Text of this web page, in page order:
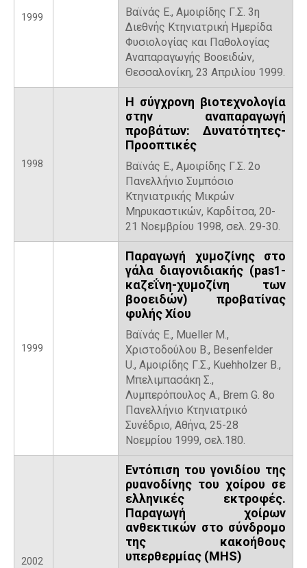
1999
Βαϊνάς Ε., Αμοιρίδης Γ.Σ. 3η
Διεθνής Κτηνιατρική Ημερίδα
Φυσιολογίας και Παθολογίας
Αναπαραγωγής Βοοειδών,
Θεσσαλονίκη, 23 Απριλίου 1999.
1998
Η σύγχρονη βιοτεχνολογία
στην αναπαραγωγή
προβάτων: Δυνατότητες-
Προοπτικές
Βαϊνάς Ε., Αμοιρίδης Γ.Σ. 2ο
Πανελλήνιο Συμπόσιο
Κτηνιατρικής Μικρών
Μηρυκαστικών, Καρδίτσα, 20-
21 Νοεμβρίου 1998, σελ. 29-30.
1999
Παραγωγή χυμοζίνης στο
γάλα διαγονιδιακής (pas1-
καζεΐνη-χυμοζίνη των
βοοειδών) προβατίνας
φυλής Χίου
Βαϊνάς Ε., Mueller M.,
Χριστοδούλου Β., Besenfelder
U., Αμοιρίδης Γ.Σ., Kuehholzer B.,
Μπελιμπασάκη Σ.,
Λυμπερόπουλος Α., Brem G. 8ο
Πανελλήνιο Κτηνιατρικό
Συνέδριο, Αθήνα, 25-28
Νοεμρίου 1999, σελ.180.
2002
Εντόπιση του γονιδίου της
ρυανοδίνης του χοίρου σε
ελληνικές εκτροφές.
Παραγωγή χοίρων
ανθεκτικών στο σύνδρομο
της κακοήθους
υπερθερμίας (ΜΗS)